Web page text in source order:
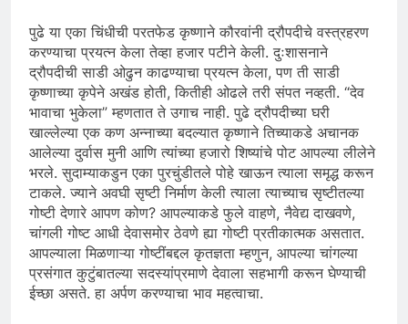
पुढे या एका चिंधीची परतफेड कृष्णाने कौरवांनी द्रौपदीचे वस्त्रहरण
करण्याचा प्रयत्न केला तेव्हा हजार पटीने केली. दुःशासनाने
द्रौपदीची साडी ओढुन काढण्याचा प्रयत्न केला, पण ती साडी
कृष्णाच्या कृपेने अखंड होती, कितीही ओढले तरी संपत नव्हती. “देव
भावाचा भुकेला” म्हणतात ते उगाच नाही. पुढे द्रौपदीच्या घरी
खाल्लेल्या एक कण अन्नाच्या बदल्यात कृष्णाने तिच्याकडे अचानक
आलेल्या दुर्वास मुनी आणि त्यांच्या हजारो शिष्यांचे पोट आपल्या लीलेने
भरले. सुदाम्याकडुन एका पुरचुंडीतले पोहे खाऊन त्याला समृद्ध करून
टाकले. ज्याने अवघी सृष्टी निर्माण केली त्याला त्याच्याच सृष्टीतल्या
गोष्टी देणारे आपण कोण? आपल्याकडे फुले वाहणे, नैवेद्य दाखवणे,
चांगली गोष्ट आधी देवासमोर ठेवणे ह्या गोष्टी प्रतीकात्मक असतात.
आपल्याला मिळणाऱ्या गोष्टींबद्दल कृतज्ञता म्हणुन, आपल्या चांगल्या
प्रसंगात कुटुंबातल्या सदस्यांप्रमाणे देवाला सहभागी करून घेण्याची
ईच्छा असते. हा अर्पण करण्याचा भाव महत्वाचा.